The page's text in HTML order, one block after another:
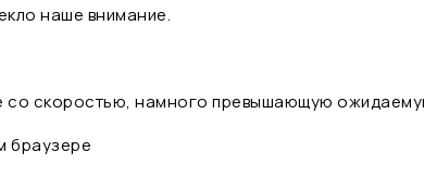
наше внимание.
со скоростью, намного превышающую
браузере